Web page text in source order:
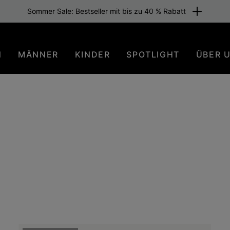
Versand für Mitglieder oder ab 80 € Warenwert. Sei dabei
MÄNNER KINDER SPOTLIGHT ÜBER